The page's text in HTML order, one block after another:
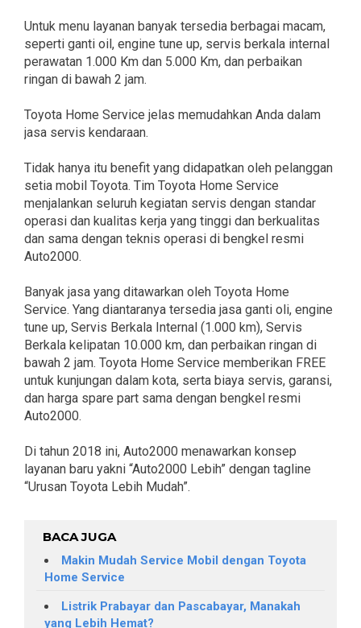
Untuk menu layanan banyak tersedia berbagai macam,
seperti ganti oil, engine tune up, servis berkala internal
perawatan 1.000 Km dan 5.000 Km, dan perbaikan
ringan di bawah 2 jam.
Toyota Home Service jelas memudahkan Anda dalam
jasa servis kendaraan.
Tidak hanya itu benefit yang didapatkan oleh pelanggan
setia mobil Toyota. Tim Toyota Home Service
menjalankan seluruh kegiatan servis dengan standar
operasi dan kualitas kerja yang tinggi dan berkualitas
dan sama dengan teknis operasi di bengkel resmi
Auto2000.
Banyak jasa yang ditawarkan oleh Toyota Home
Service. Yang diantaranya tersedia jasa ganti oli, engine
tune up, Servis Berkala Internal (1.000 km), Servis
Berkala kelipatan 10.000 km, dan perbaikan ringan di
bawah 2 jam. Toyota Home Service memberikan FREE
untuk kunjungan dalam kota, serta biaya servis, garansi,
dan harga spare part sama dengan bengkel resmi
Auto2000.
Di tahun 2018 ini, Auto2000 menawarkan konsep
layanan baru yakni “Auto2000 Lebih” dengan tagline
“Urusan Toyota Lebih Mudah”.
BACA JUGA
Makin Mudah Service Mobil dengan Toyota
Home Service
Listrik Prabayar dan Pascabayar, Manakah
yang Lebih Hemat?